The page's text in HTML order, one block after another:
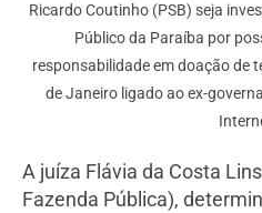
Ricardo Coutinho (PSB) seja
Público da Paraíba por
responsabilidade em doação de
de Janeiro ligado ao ex-
A juíza Flávia da Costa
Fazenda Pública),